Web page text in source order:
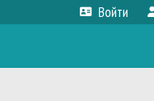
Войти